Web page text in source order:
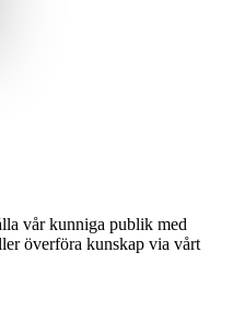
vår kunniga publik med
överföra kunskap via vårt